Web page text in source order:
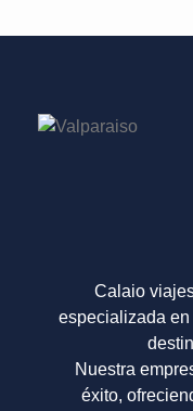
Calaio
especializada
Nuestra
éxito,